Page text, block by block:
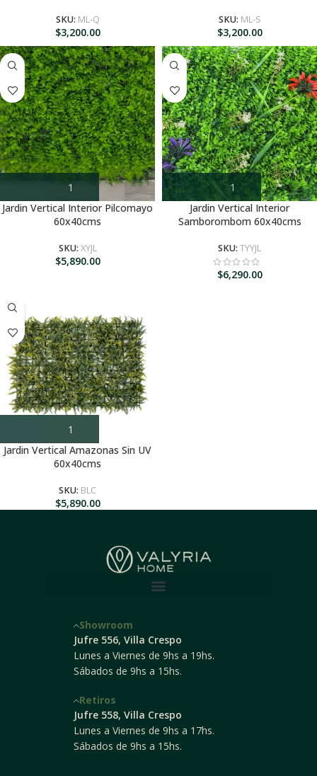
SKU: ML-Q
$3,200.00
SKU: ML-S
$3,200.00
Jardin Vertical Interior Pilcomayo
60x40cms
SKU: XYJL
$5,890.00
Jardin Vertical Interior
Samborombom 60x40cms
SKU: TYYJL
$6,290.00
Jardin Vertical Amazonas Sin UV
60x40cms
SKU: BLC
$5,890.00
Showroom
Jufre 556, Villa Crespo
Lunes a Viernes de 9hs a 19hs.
Sábados de 9hs a 15hs.
Retiros
Jufre 558, Villa Crespo
Lunes a Viernes de 9hs a 17hs.
Sábados de 9hs a 15hs.